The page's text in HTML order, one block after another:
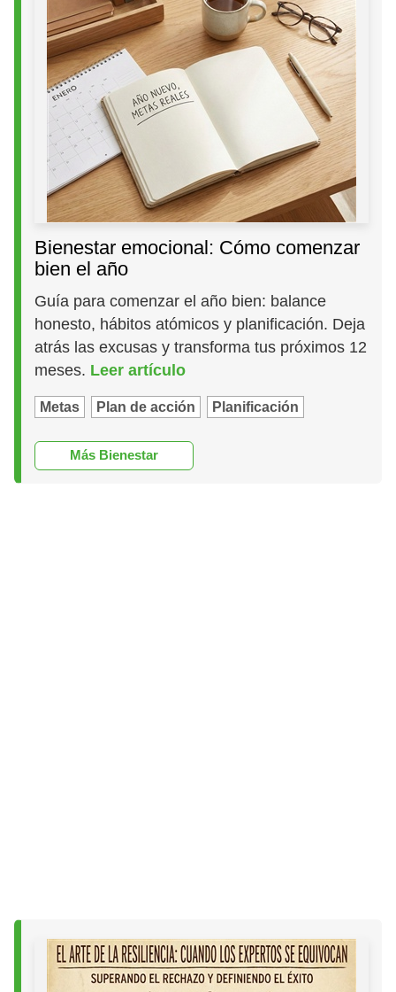
Bienestar emocional: Cómo comenzar
bien el año
Guía para comenzar el año bien: balance
honesto, hábitos atómicos y planificación. Deja
atrás las excusas y transforma tus próximos 12
meses. Leer artículo
Metas Plan de acción Planificación
Más Bienestar